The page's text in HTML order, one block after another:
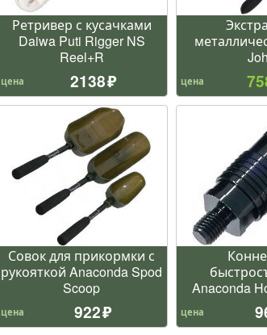
Ретривер с кусачками
Daiwa Puti Rigger NS
Reel+R
цена 2138 цена
Совок для прикормки с
рукояткой Anaconda Spod
Scoop
цена 922
Anaconda
цена